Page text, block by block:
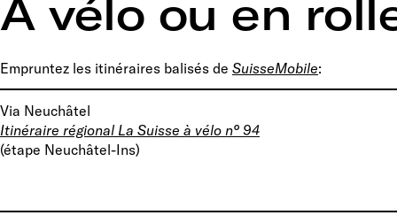
A vélo ou en
Empruntez les itinéraires balisés de SuisseMobile:
Via Neuchâtel
Itinéraire régional La Suisse à vélo n° 94
(étape Neuchâtel-Ins)